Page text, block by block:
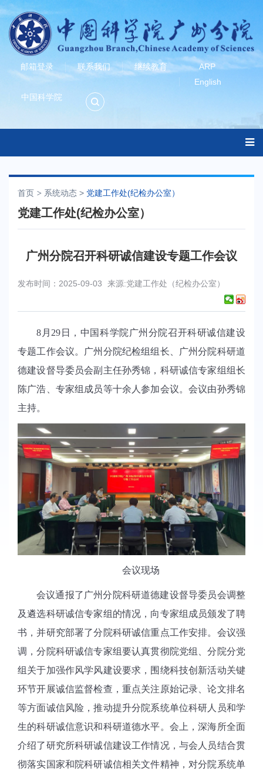
邮箱登录 联系我们 继续教育
ARP
English
中国科学院
首页 系统动态 > 党建工作处(纪检办公室）
党建工作处(纪检办公室）
广州分院召开科研诚信建设专题工作会议
发布时间：2025-09-03 来源:党建工作处（纪检办公室）
8月29日，中国科学院广州分院召开科研诚信建设
专题工作会议。广州分院纪检组组长、广州分院科研道
德建设督导委员会副主任孙秀锦，科研诚信专家组组长
陈广浩、专家组成员等十余人参加会议。会议由孙秀锦
主持。
会议现场
会议通报了广州分院科研道德建设督导委员会调整
及遴选科研诚信专家组的情况，向专家组成员颁发了聘
书，并研究部署了分院科研诚信重点工作安排。会议强
调，分院科研诚信专家组要认真贯彻院党组、分院分党
组关于加强作风学风建设要求，围绕科技创新活动关键
环节开展诚信监督检查，重点关注原始记录、论文排名
等方面诚信风险，推动提升分院系统单位科研人员和学
生的科研诚信意识和科研道德水平。会上，深海所全面
介绍了研究所科研诚信建设工作情况，与会人员结合贯
彻落实国家和院科研诚信相关文件精神，对分院系统单